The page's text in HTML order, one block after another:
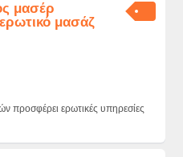
μασέρ
μασάζ
προσφέρει ερωτικές υπηρεσίες